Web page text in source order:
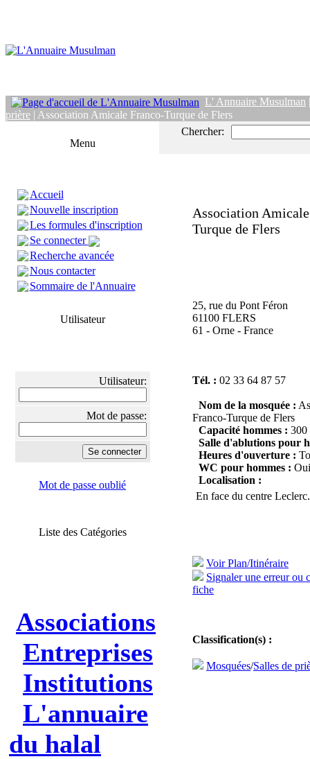
L' Annuaire Musulman
prière | Association Amicale Franco-Turque de Flers
Menu
Accueil
Nouvelle inscription
Les formules d'inscription
Se connecter
Recherche avancée
Nous contacter
Sommaire de l'Annuaire
Utilisateur
Utilisateur:
Mot de passe:
Mot de passe oublié
Liste des Catégories
Associations
Entreprises
Institutions
L'annuaire
du halal
Chercher:
Association
Turque de Flers
25, rue du Pont Féron
61100 FLERS
61 - Orne - France
Tél. : 02 33 64 87 57
Nom de la mosquée :
Franco-Turque de Flers
Capacité hommes : 300
Salle d'ablutions pour
Heures d'ouverture :
WC pour hommes : Oui
Localisation :
En face du centre Leclerc.
Voir Plan/Itinéraire
Signaler une erreur ou
fiche
Classification(s) :
Mosquées/Salles de